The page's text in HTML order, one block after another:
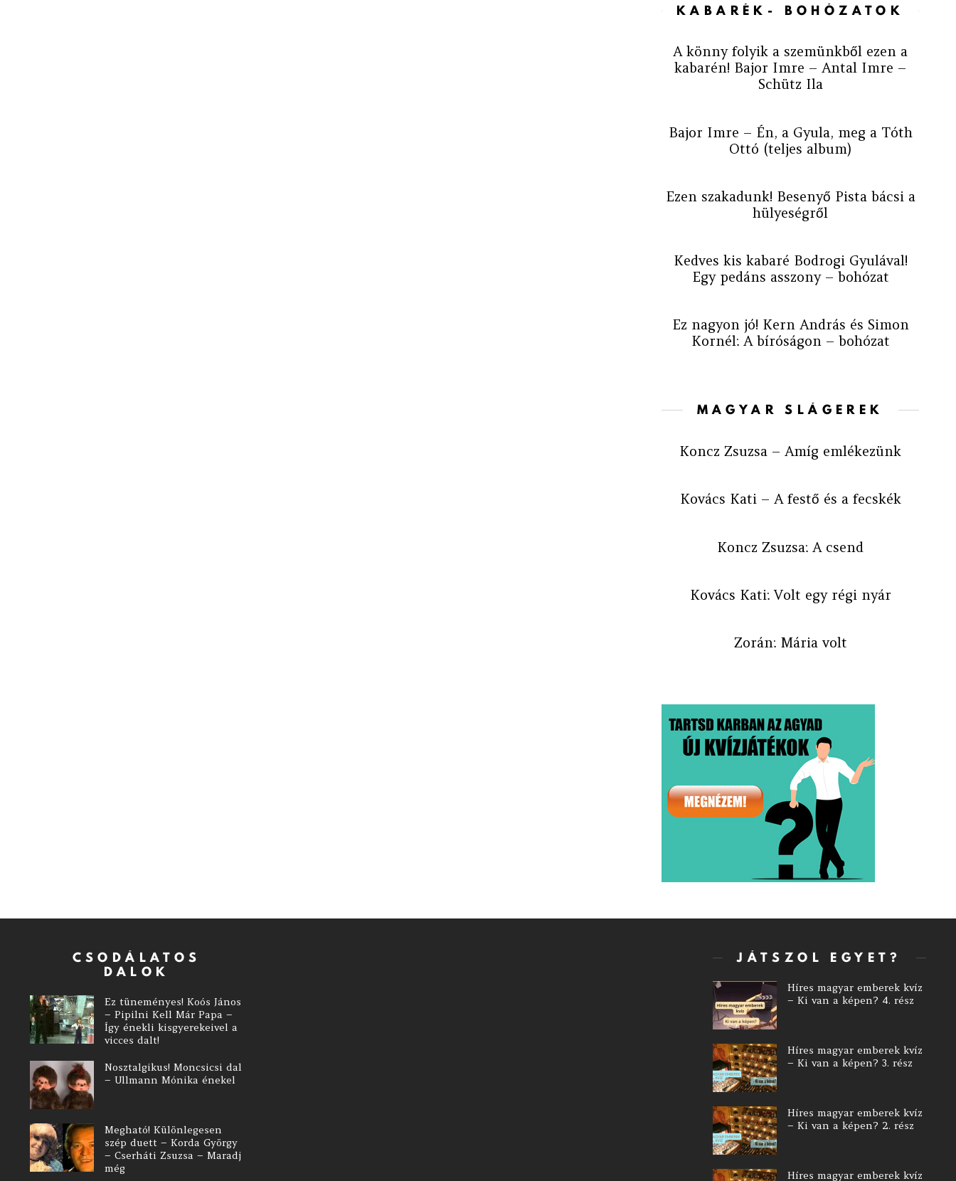
KABARÉK- BOHÓZATOK
A könny folyik a szemünkből ezen a
kabarén! Bajor Imre – Antal Imre –
Schütz Ila
Bajor Imre – Én, a Gyula, meg a Tóth
Ottó (teljes album)
Ezen szakadunk! Besenyő Pista bácsi a
hülyeségről
Kedves kis kabaré Bodrogi Gyulával!
Egy pedáns asszony – bohózat
Ez nagyon jó! Kern András és Simon
Kornél: A bíróságon – bohózat
MAGYAR SLÁGEREK
Koncz Zsuzsa – Amíg emlékezünk
Kovács Kati – A festő és a fecskék
Koncz Zsuzsa: A csend
Kovács Kati: Volt egy régi nyár
Zorán: Mária volt
CSODÁLATOS
DALOK
Ez tüneményes! Koós János
– Pipilni Kell Már Papa –
Így énekli kisgyerekeivel a
vicces dalt!
Nosztalgikus! Moncsicsi dal
– Ullmann Mónika énekel
Megható! Különlegesen
szép duett – Korda György
– Cserháti Zsuzsa – Maradj
még
JÁTSZOL EGYET?
Híres magyar emberek kvíz
– Ki van a képen? 4. rész
Híres magyar emberek kvíz
– Ki van a képen? 3. rész
Híres magyar emberek kvíz
– Ki van a képen? 2. rész
Híres magyar emberek kvíz